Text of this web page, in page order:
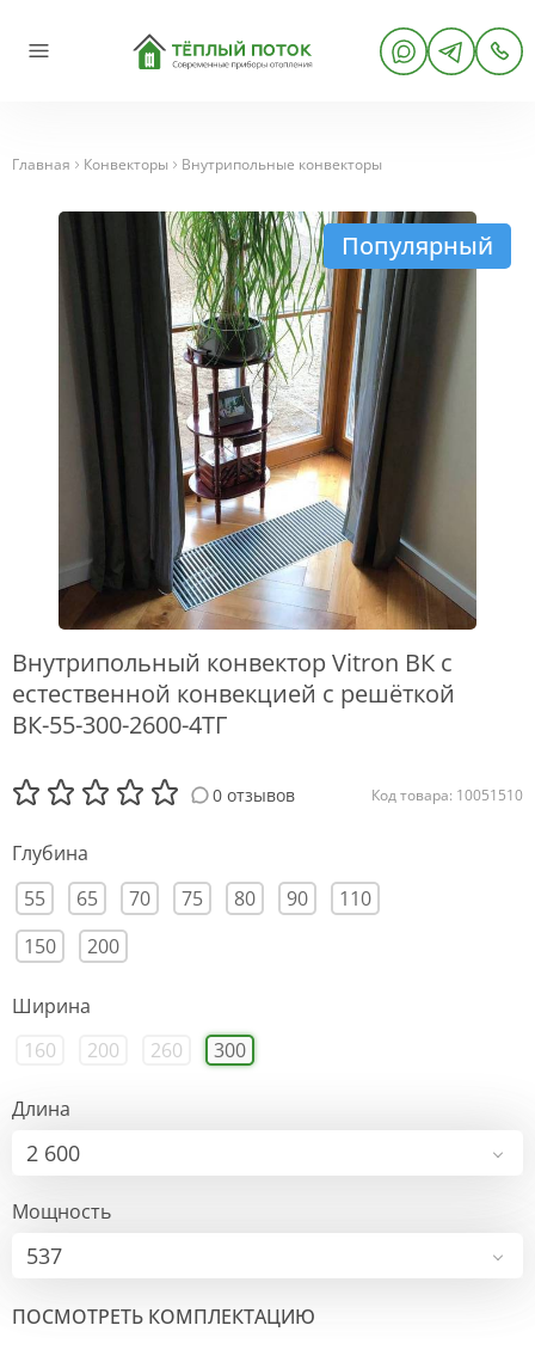
Главная Конвекторы Внутрипольные конвекторы
Популярный
Внутрипольный конвектор Vitron ВК с
естественной конвекцией с решёткой
ВК-55-300-2600-4ТГ
0 отзывов Код товара: 10051510
Глубина
55
65 70 75 80 90
110
150
200
Ширина
160
200 260 300
Длина
2 600
Мощность
537
ПОСМОТРЕТЬ КОМПЛЕКТАЦИЮ